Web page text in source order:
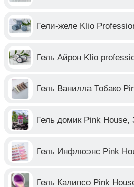
Гели-желе Klio
Гель Айрон Klio
Гель Ванилла Тобако
Гель домик Pink House,
Гель Инфлюэнс Pink
Гель Калипсо Pink